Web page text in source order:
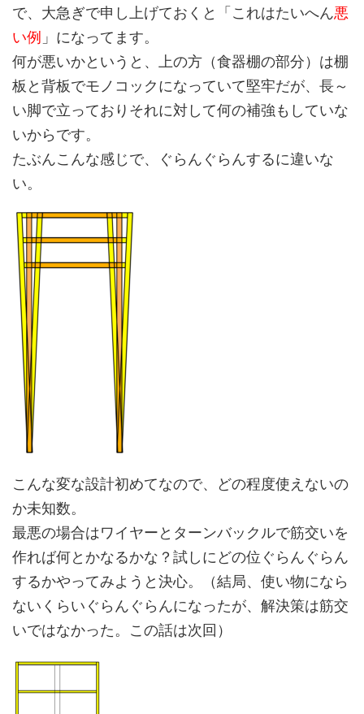
で、大急ぎで申し上げておくと「これはたいへん悪
い例 」になってます。
何が悪いかというと、上の方（食器棚の部分）は棚
板と背板でモノコックになっていて堅牢だが、長～
い脚で立っておりそれに対して何の補強もしていな
いからです。
たぶんこんな感じで、ぐらんぐらんするに違いな
い。
こんな変な設計初めてなので、どの程度使えないの
か未知数。
最悪の場合はワイヤーとターンバックルで筋交いを
作れば何とかなるかな？試しにどの位ぐらんぐらん
するかやってみようと決心。（結局、使い物になら
ないくらいぐらんぐらんになったが、解決策は筋交
いではなかった。この話は次回）